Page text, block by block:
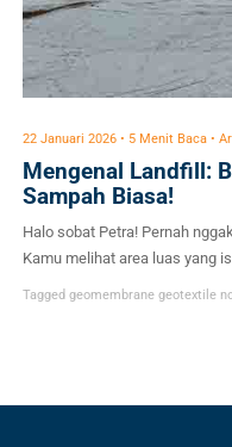
22 Januari 2026 • 5 Menit Baca •
Mengenal Landfill:
Sampah Biasa!
Halo sobat Petra! Pernah
Kamu melihat area luas yang
Tagged geomembrane geotextile